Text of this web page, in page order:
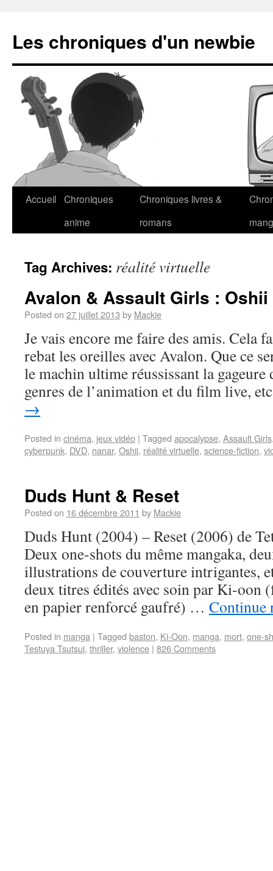
Les chroniques d'un newbie
Accueil Chroniques
anime
Chroniques livres &
romans
Tag Archives: réalité virtuelle
Avalon & Assault Girls :
Posted on 27 juillet 2013 by Mackie
Je vais encore me faire des amis. Cela
rebat les oreilles avec Avalon. Que ce
le machin ultime réussissant la gageure
genres de l’animation et du film live,
→
Posted in cinéma, jeux vidéo | Tagged apocalypse, Assault Girls
cyberpunk, DVD, nanar, Oshii, réalité virtuelle, science-fiction,
Duds Hunt & Reset
Posted on 16 décembre 2011 by Mackie
Duds Hunt (2004) – Reset (2006) de
Deux one-shots du même mangaka,
illustrations de couverture intrigantes,
deux titres édités avec soin par Ki-oon
en papier renforcé gaufré) … Continue
Posted in manga | Tagged baston, Ki-Oon, manga, mort, one-
Testuya Tsutsui, thriller, violence | 826 Comments